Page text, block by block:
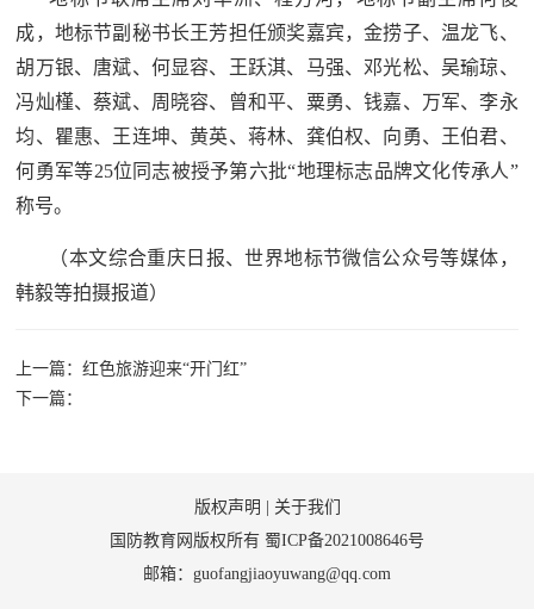
成，地标节副秘书长王芳担任颁奖嘉宾，金捞子、温龙飞、
胡万银、唐斌、何显容、王跃淇、马强、邓光松、吴瑜琼、
冯灿槿、蔡斌、周晓容、曾和平、粟勇、钱嘉、万军、李永
均、瞿惠、王连坤、黄英、蒋林、龚伯权、向勇、王伯君、
何勇军等25位同志被授予第六批“地理标志品牌文化传承人”
称号。
（本文综合重庆日报、世界地标节微信公众号等媒体，
韩毅等拍摄报道）
上一篇：红色旅游迎来“开门红”
下一篇：
版权声明
关于我们
国防教育网版权所有 蜀ICP备2021008646号
邮箱：guofangjiaoyuwang@qq.com